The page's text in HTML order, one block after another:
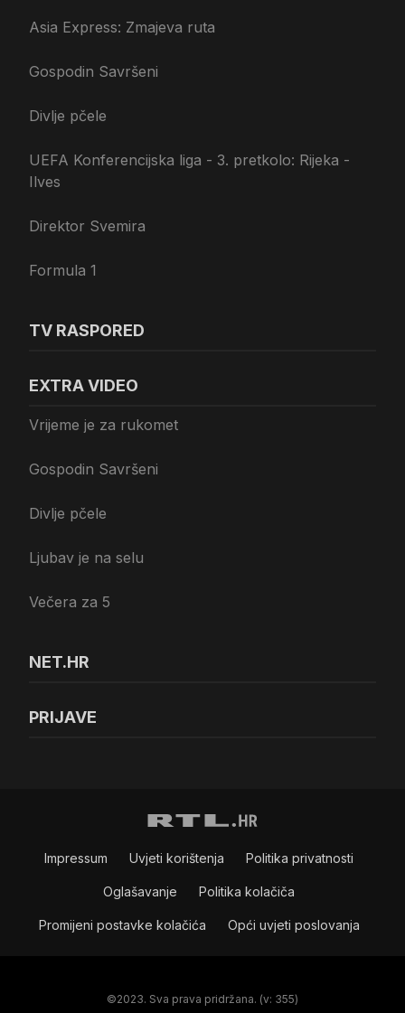
Asia Express: Zmajeva ruta
Gospodin Savršeni
Divlje pčele
UEFA Konferencijska liga - 3. pretkolo: Rijeka -
Ilves
Direktor Svemira
Formula 1
TV RASPORED
EXTRA VIDEO
Vrijeme je za rukomet
Gospodin Savršeni
Divlje pčele
Ljubav je na selu
Večera za 5
NET.HR
PRIJAVE
Impressum Uvjeti korištenja Politika privatnosti
Oglašavanje Politika kolačiča
Promijeni postavke kolačića Opći uvjeti poslovanja
©2023. Sva prava pridržana. (v: 355)